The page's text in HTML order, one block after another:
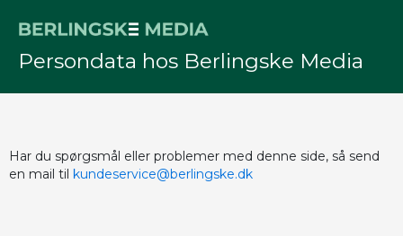
Persondata hos Berlingske Media
Har du spørgsmål eller problemer med denne side, så send
en mail til kundeservice@berlingske.dk